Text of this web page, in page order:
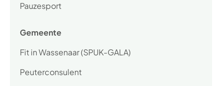
Pauzesport
Gemeente
Fit in Wassenaar (SPUK-GALA)
Peuterconsulent